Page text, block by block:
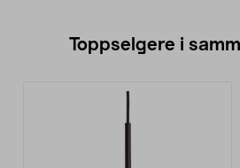
Toppselgere i